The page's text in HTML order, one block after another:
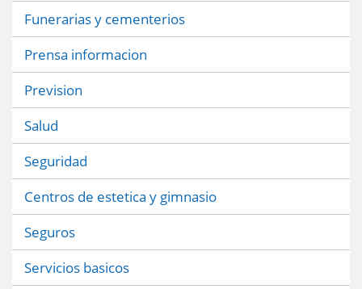
Funerarias y cementerios
Prensa informacion
Prevision
Salud
Seguridad
Centros de estetica y gimnasio
Seguros
Servicios basicos